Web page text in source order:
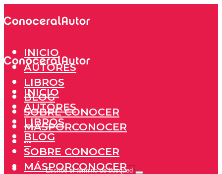
INICIO
AUTORES
LIBROS
BLOG
SOBRE CONOCER
MÁSPORCONOCER
···
INICIO
AUTORES
LIBROS
BLOG
SOBRE CONOCER
MÁSPORCONOCER